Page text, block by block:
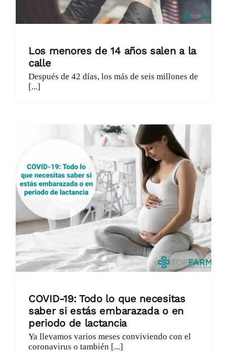
Los menores de 14 años salen a la
calle
Después de 42 días, los más de seis millones de
[...]
COVID-19: Todo lo que necesitas
saber si estás embarazada o en
periodo de lactancia
Ya llevamos varios meses conviviendo con el
coronavirus o también [...]